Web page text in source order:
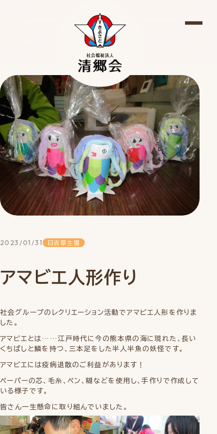
2023/01/31 日吉厚生園
アマビエ人形作り
社会グループのレクリエーション活動でアマビエ人形を作りま
した。
アマビエとは……江戸時代に今の熊本県の海に現れた、長い
くちばしと鱗を持つ、三本足をした半人半魚の妖怪です。
アマビエには疫病退散のご利益があります！
ペーパーの芯、毛糸、ペン、糊などを使用し、手作りで作成して
いる様子です。
皆さん一生懸命に取り組んでいました。